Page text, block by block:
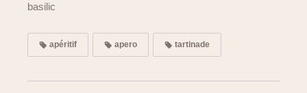
basilic
apéritif apero tartinade